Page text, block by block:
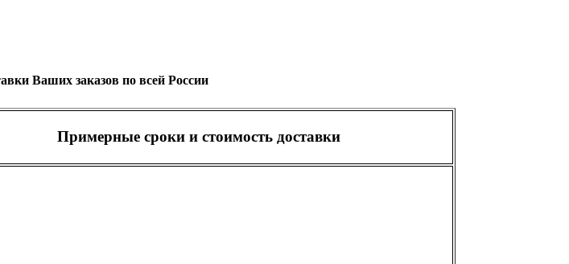
Ваших заказов по всей России
Примерные сроки и стоимость доставки